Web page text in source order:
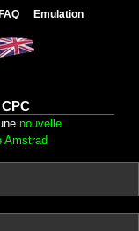
Emulation
nouvelle
Amstrad